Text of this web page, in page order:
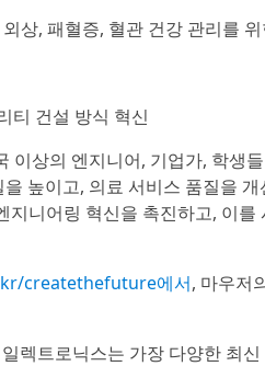
상, 패혈증, 혈관 건강 관리를
티 건설 방식 혁신
이상의 엔지니어, 기업가, 학생
을 높이고, 의료 서비스 품질을
지니어링 혁신을 촉진하고, 이
createthefuture에서, 마우저
렉트로닉스는 가장 다양한 최